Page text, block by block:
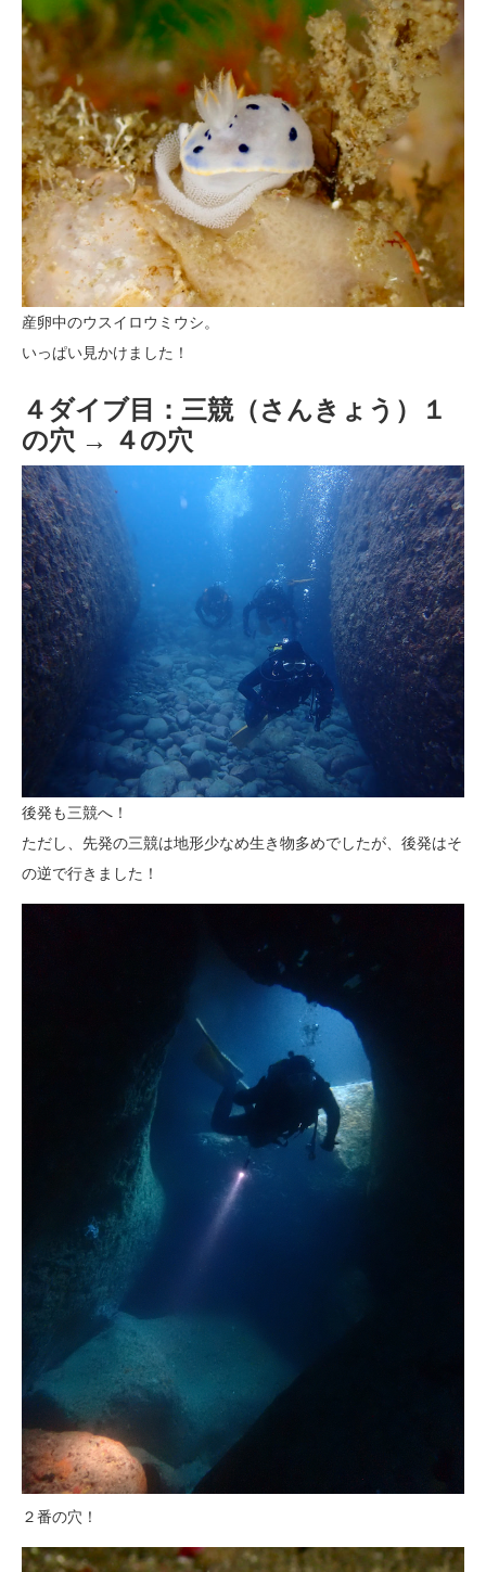
産卵中のウスイロウミウシ。
いっぱい見かけました！
４ダイブ目：三競（さんきょう）１
の穴 → ４の穴
後発も三競へ！
ただし、先発の三競は地形少なめ生き物多めでしたが、後発はそ
の逆で行きました！
２番の穴！